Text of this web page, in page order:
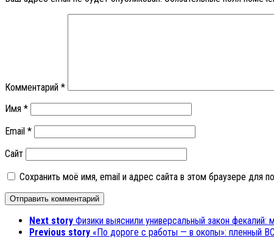
Комментарий *
Имя *
Email *
Сайт
Сохранить моё имя, email и адрес сайта в этом браузере для
Next story Физики выяснили универсальный закон
Previous story «По дороге с работы — в окопы»: пленный